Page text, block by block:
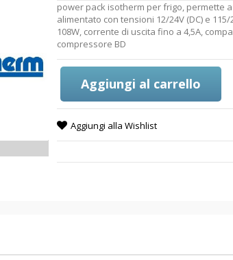
power pack isotherm per frigo, permette
alimentato con tensioni 12/24V (DC) e
108W, corrente di uscita fino a 4,5A,
compressore BD
Aggiungi al carrello
Aggiungi alla Wishlist